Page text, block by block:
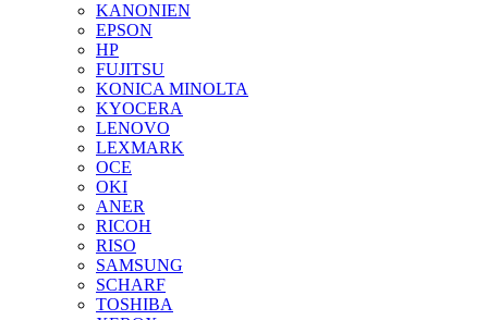
KANONIEN
EPSON
HP
FUJITSU
KONICA MINOLTA
KYOCERA
LENOVO
LEXMARK
OCE
OKI
ANER
RICOH
RISO
SAMSUNG
SCHARF
TOSHIBA